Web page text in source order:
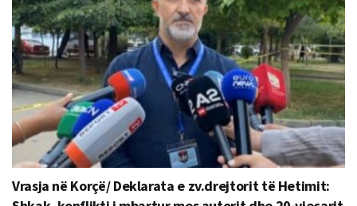
Vrasja në Korçë/ Deklarata e zv.drejtorit të Hetimit: